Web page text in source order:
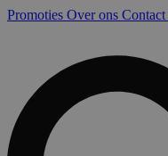
Promoties Over ons Contact